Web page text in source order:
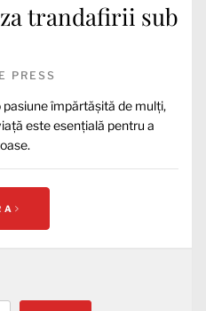
trandafirii sub
PRESS
împărtășită de mulți,
este esențială pentru a